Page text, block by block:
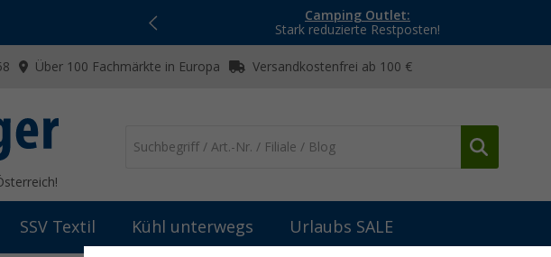
Camping Outlet:
Stark reduzierte Restposten!
Über 100 Fachmärkte in Europa Versandkostenfrei ab 100 €
SSV Textil Kühl unterwegs Urlaubs SALE